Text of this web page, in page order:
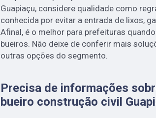
Guapiaçu, considere qualidade como
conhecida por evitar a entrada de lixos,
Afinal, é o melhor para prefeituras
bueiros. Não deixe de conferir mais
outras opções do segmento.
Precisa de informações
bueiro construção civil